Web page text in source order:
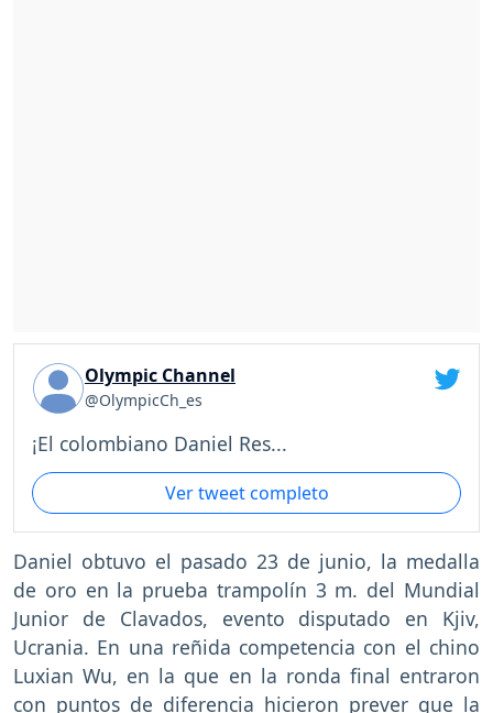
Olympic Channel
@OlympicCh_es
¡El colombiano Daniel Res...
Ver tweet completo
Daniel obtuvo el pasado 23 de junio, la medalla
de oro en la prueba trampolín 3 m. del Mundial
Junior de Clavados, evento disputado en Kjiv,
Ucrania. En una reñida competencia con el chino
Luxian Wu, en la que en la ronda final entraron
con puntos de diferencia hicieron prever que la